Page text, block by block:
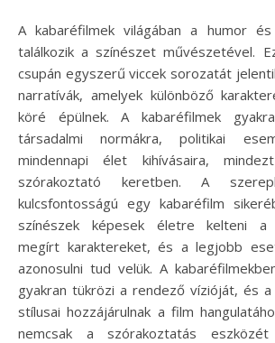
A kabaréfilmek világában a humor és a szórakoztatás
találkozik a színészet művészetével.
csupán egyszerű viccek sorozatát
narratívák, amelyek különböző
köré épülnek. A kabaréfilmek
társadalmi normákra, politikai
mindennapi élet kihívásaira,
szórakoztató keretben. A
kulcsfontosságú egy kabaréfilm
színészek képesek életre kelteni a
megírt karaktereket, és a legjobb
azonosulni tud velük. A
gyakran tükrözi a rendező vízióját, és
stílusai hozzájárulnak a film
nemcsak a szórakoztatás